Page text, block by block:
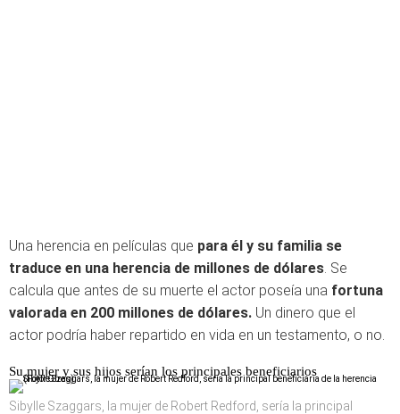
Una herencia en películas que para él y su familia se
traduce en una herencia de millones de dólares. Se
calcula que antes de su muerte el actor poseía una fortuna
valorada en 200 millones de dólares. Un dinero que el
actor podría haber repartido en vida en un testamento, o no.
Su mujer y sus hijos serían los principales beneficiarios
Sibylle Szaggars, la mujer de Robert Redford, sería la principal